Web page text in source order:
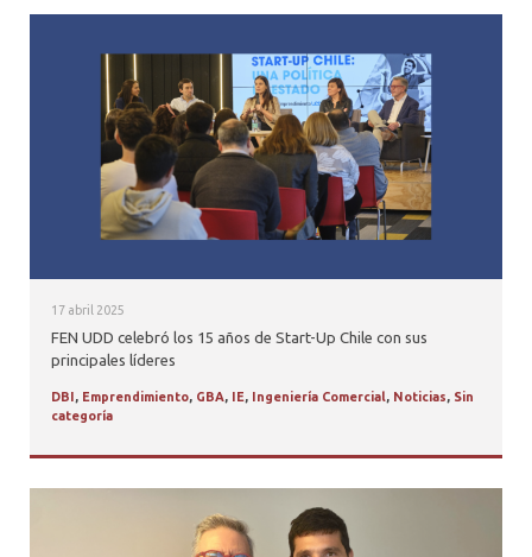
17 abril 2025
FEN UDD celebró los 15 años de Start-Up Chile con sus
principales líderes
DBI , Emprendimiento, GBA, IE, Ingeniería Comercial, Noticias, Sin
categoría